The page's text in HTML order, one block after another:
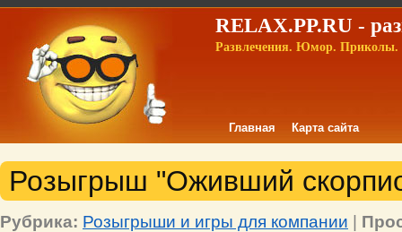
RELAX.PP.RU -
Развлечения. Юмор. Приколы.
Главная Карта сайта
Розыгрыш "Оживший
Рубрика: Розыгрыши и игры для компании |